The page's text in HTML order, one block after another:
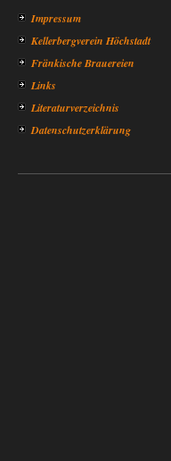
Impressum
Kellerbergverein Höchstadt
Fränkische Brauereien
Links
Literaturverzeichnis
Datenschutzerklärung